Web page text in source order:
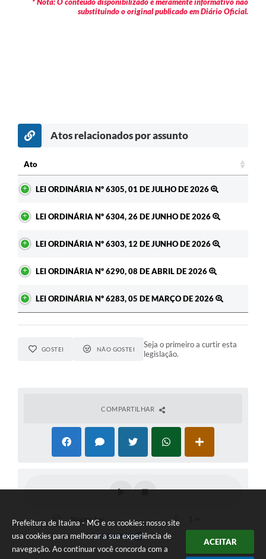
Prefeitura de Itaúna - MG e os cookies: nosso site
usa cookies para melhorar a sua experiência de
navegação. Ao continuar você concorda com a
ACEITAR
substituindo o original publicado em Diário Oficial.
Atos relacionados por assunto
Ato
LEI ORDINÁRIA Nº 6305, 01 DE JULHO DE 2026
LEI ORDINÁRIA Nº 6304, 26 DE JUNHO DE 2026
LEI ORDINÁRIA Nº 6303, 12 DE JUNHO DE 2026
LEI ORDINÁRIA Nº 6290, 08 DE ABRIL DE 2026
LEI ORDINÁRIA Nº 6283, 05 DE MARÇO DE 2026
GOSTEI NÃO GOSTEI
Seja o primeiro a curtir esta
legislação.
COMPARTILHAR